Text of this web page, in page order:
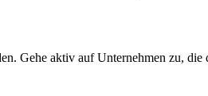
Gehe aktiv auf Unternehmen zu,